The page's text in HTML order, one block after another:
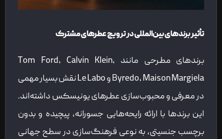
تأثیر برندهای بین‌المللی در ترویج عطرهای مشترک
برندهای مطرحی مانند Tom Ford، Calvin Klein،
Byredo، Maison Margiela و Le Labo نقش بسیار مهمی
در معرفی و محبوب‌سازی عطرهای یونیسکس داشته‌اند.
این برندها با ارائه رایحه‌هایی جسورانه، پیچیده و بدون
برچسب جنسیتی، به نوعی فرهنگ‌سازی در سطح جهانی